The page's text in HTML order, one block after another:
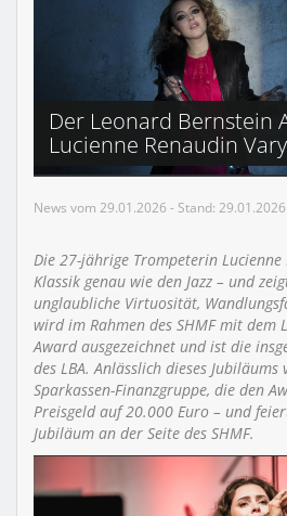
Der Leonard Bernstein
Lucienne Renaudin Vary
News vom 29.01.2026 - Stand:
Die 27-jährige Trompeterin
Klassik genau wie den Jazz – und
unglaubliche Virtuosität,
wird im Rahmen des SHMF mit dem
Award ausgezeichnet und ist die
des LBA. Anlässlich dieses
Sparkassen-Finanzgruppe, die den
Preisgeld auf 20.000 Euro – und
Jubiläum an der Seite des SHMF.